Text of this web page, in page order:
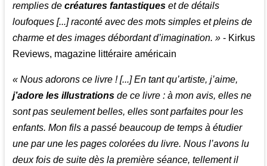
remplies decréatures fantastiques et de détails
loufoques [...] raconté avec des mots simples et pleins de
charme et des images débordant d’imagination. » - Kirkus
Reviews, magazine littéraire américain
« Nous adorons ce livre ! [...] En tant qu’artiste, j’aime,
j’adore les illustrations de ce livre : à mon avis, elles ne
sont pas seulement belles, elles sont parfaites pour les
enfants. Mon fils a passé beaucoup de temps à étudier
une par une les pages colorées du livre. Nous l’avons lu
deux fois de suite dès la première séance, tellement il